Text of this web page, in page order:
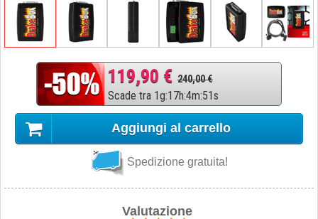
119,90 € 240,00 €
Scade tra 1g:17h:4m:50s
Aggiungi al carrello
Spedizione gratuita!
Valutazione